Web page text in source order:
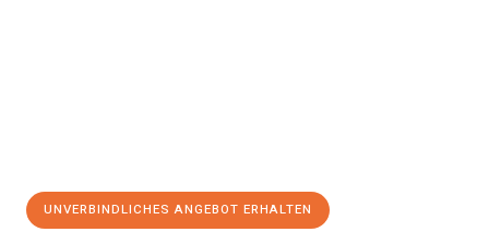
UNVERBINDLICHES ANGEBOT ERHALTEN